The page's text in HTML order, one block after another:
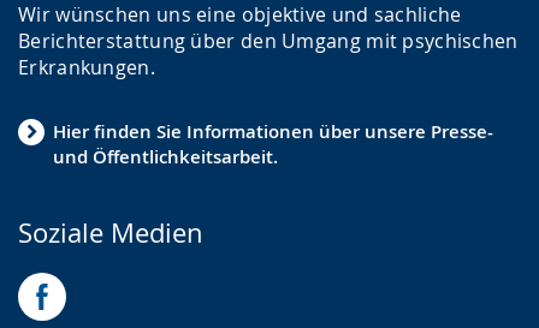
Wir wünschen uns eine objektive und sachliche
Berichterstattung über den Umgang mit psychischen
Erkrankungen.
Hier finden Sie Informationen über unsere Presse-
und Öffentlichkeitsarbeit.
Soziale Medien